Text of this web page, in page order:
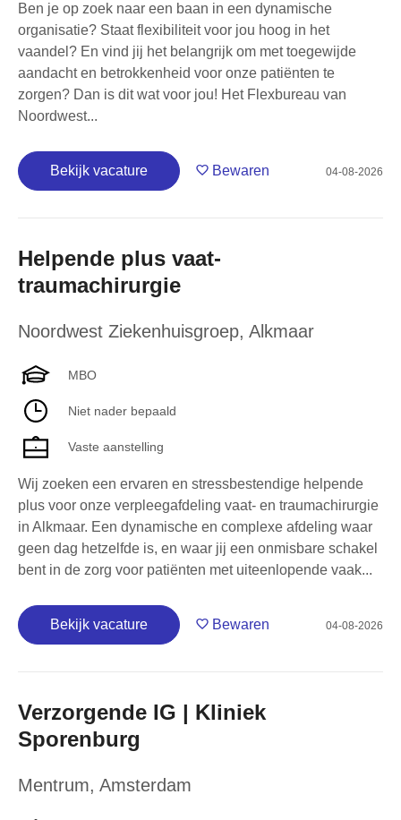
Ben je op zoek naar een baan in een dynamische
organisatie? Staat flexibiliteit voor jou hoog in het
vaandel? En vind jij het belangrijk om met toegewijde
aandacht en betrokkenheid voor onze patiënten te
zorgen? Dan is dit wat voor jou! Het Flexbureau van
Noordwest...
Bekijk vacature Bewaren 04-08-2026
Helpende plus vaat-
traumachirurgie
Noordwest Ziekenhuisgroep, Alkmaar
MBO
Niet nader bepaald
Vaste aanstelling
Wij zoeken een ervaren en stressbestendige helpende
plus voor onze verpleegafdeling vaat- en traumachirurgie
in Alkmaar. Een dynamische en complexe afdeling waar
geen dag hetzelfde is, en waar jij een onmisbare schakel
bent in de zorg voor patiënten met uiteenlopende vaak...
Bekijk vacature Bewaren 04-08-2026
Verzorgende IG | Kliniek
Sporenburg
Mentrum, Amsterdam